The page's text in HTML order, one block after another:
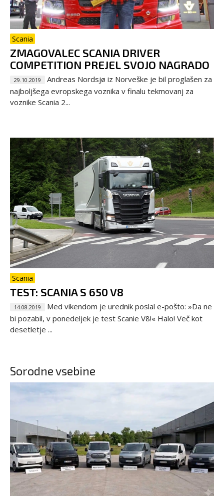
Scania
ZMAGOVALEC SCANIA DRIVER
COMPETITION PREJEL SVOJO NAGRADO
29.10.2019
Andreas Nordsjø iz Norveške je bil proglašen za
najboljšega evropskega voznika v finalu tekmovanj za
voznike Scania 2...
Scania
TEST: SCANIA S 650 V8
14.08.2019
Med vikendom je urednik poslal e-pošto: »Da ne
bi pozabil, v ponedeljek je test Scanie V8!« Halo! Več kot
desetletje ...
Sorodne vsebine